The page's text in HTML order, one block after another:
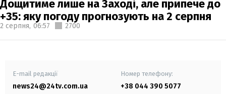
Дощитиме лише на Заході, але припече до
+35: яку погоду прогнозують на 2 серпня
2 серпня, 06:57 2700
E-mail редакції
news24@24tv.com.ua
Номер телефону:
+38 044 390 5077